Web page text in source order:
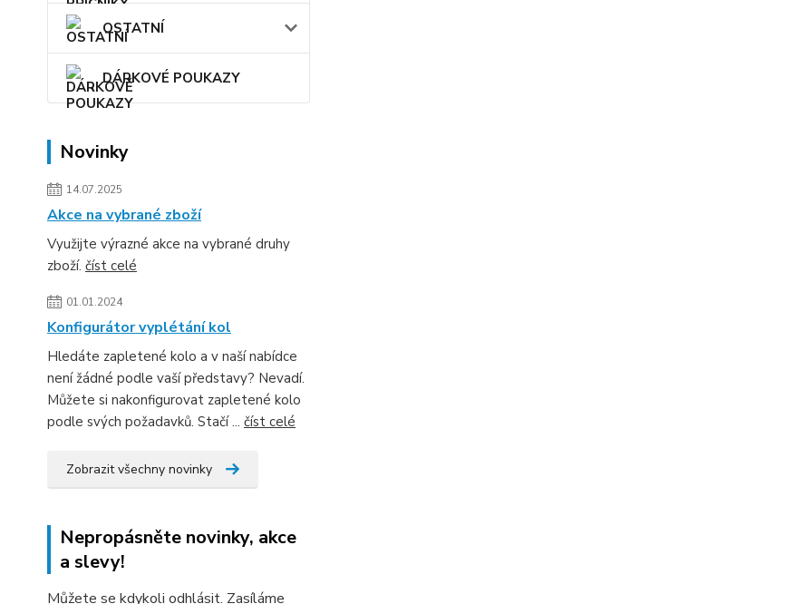
OSTATNÍ
DÁRKOVÉ POUKAZY
Novinky
14.07.2025
Akce na vybrané zboží
Využijte výrazné akce na vybrané druhy
zboží. číst celé
01.01.2024
Konfigurátor vyplétání kol
Hledáte zapletené kolo a v naší nabídce
není žádné podle vaší představy? Nevadí.
Můžete si nakonfigurovat zapletené kolo
podle svých požadavků. Stačí ... číst celé
Zobrazit všechny novinky
Nepropásněte novinky, akce
a slevy!
Můžete se kdykoli odhlásit. Zasíláme